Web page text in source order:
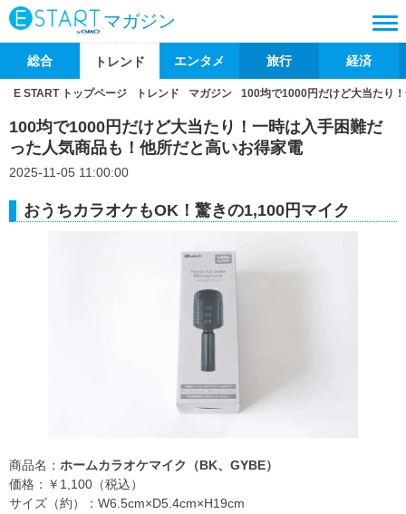
マガジン
総合 トレンド エンタメ 旅行 経済
E START トップページ トレンド マガジン 100均で1000円だけど大当たり
100均で1000円だけど大当たり！一時は入手困難だ
った人気商品も！他所だと高いお得家電
2025-11-05 11:00:00
おうちカラオケもOK！驚きの1,100円マイク
商品名： ホームカラオケマイク（BK、GYBE）
価格：￥1,100（税込）
サイズ（約）：W6.5cm×D5.4cm×H19cm